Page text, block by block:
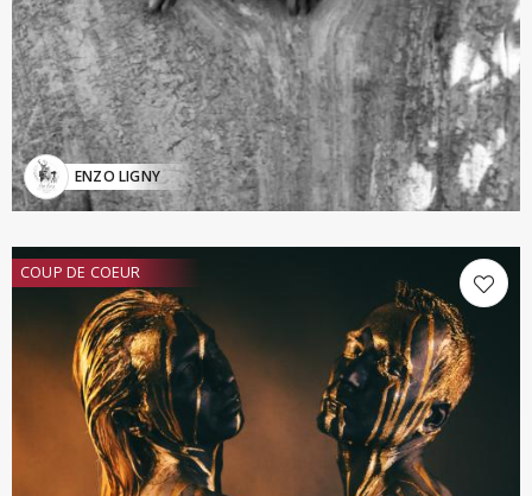
ENZO LIGNY
COUP DE COEUR